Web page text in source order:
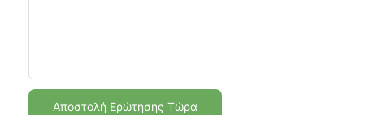
Αποστολή Ερώτησης Τώρα